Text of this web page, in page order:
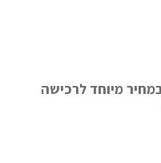
במחיר מיוחד לרכישה